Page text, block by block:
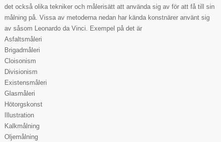
det också olika tekniker och målerisätt att använda sig av för att få till sin
målning på. Vissa av metoderna nedan har kända konstnärer använt sig
av såsom Leonardo da Vinci. Exempel på det är
Asfaltsmåleri
Brigadmåleri
Cloisonism
Divisionism
Existensmåleri
Glasmåleri
Hötorgskonst
Illustration
Kalkmålning
Oljemålning